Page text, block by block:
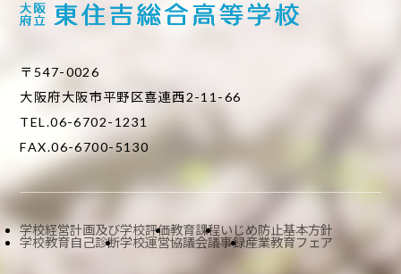
〒547-0026
大阪府大阪市平野区喜連西2-11-66
TEL.06-6702-1231
FAX.06-6700-5130
学校経営計画及び学校評価教育課程いじめ防止基本方針
学校教育自己診断学校運営協議会議事録産業教育フェア